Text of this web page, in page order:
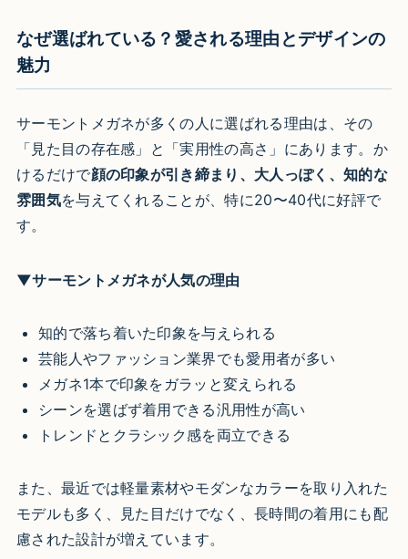
なぜ選ばれている？愛される理由とデザインの
魅力
サーモントメガネが多くの人に選ばれる理由は、その
「見た目の存在感」と「実用性の高さ」にあります。か
けるだけで顔の印象が引き締まり、大人っぽく、知的な
雰囲気を与えてくれることが、特に20〜40代に好評で
す。
▼サーモントメガネが人気の理由
知的で落ち着いた印象を与えられる
芸能人やファッション業界でも愛用者が多い
メガネ1本で印象をガラッと変えられる
シーンを選ばず着用できる汎用性が高い
トレンドとクラシック感を両立できる
また、最近では軽量素材やモダンなカラーを取り入れた
モデルも多く、見た目だけでなく、長時間の着用にも配
慮された設計が増えています。